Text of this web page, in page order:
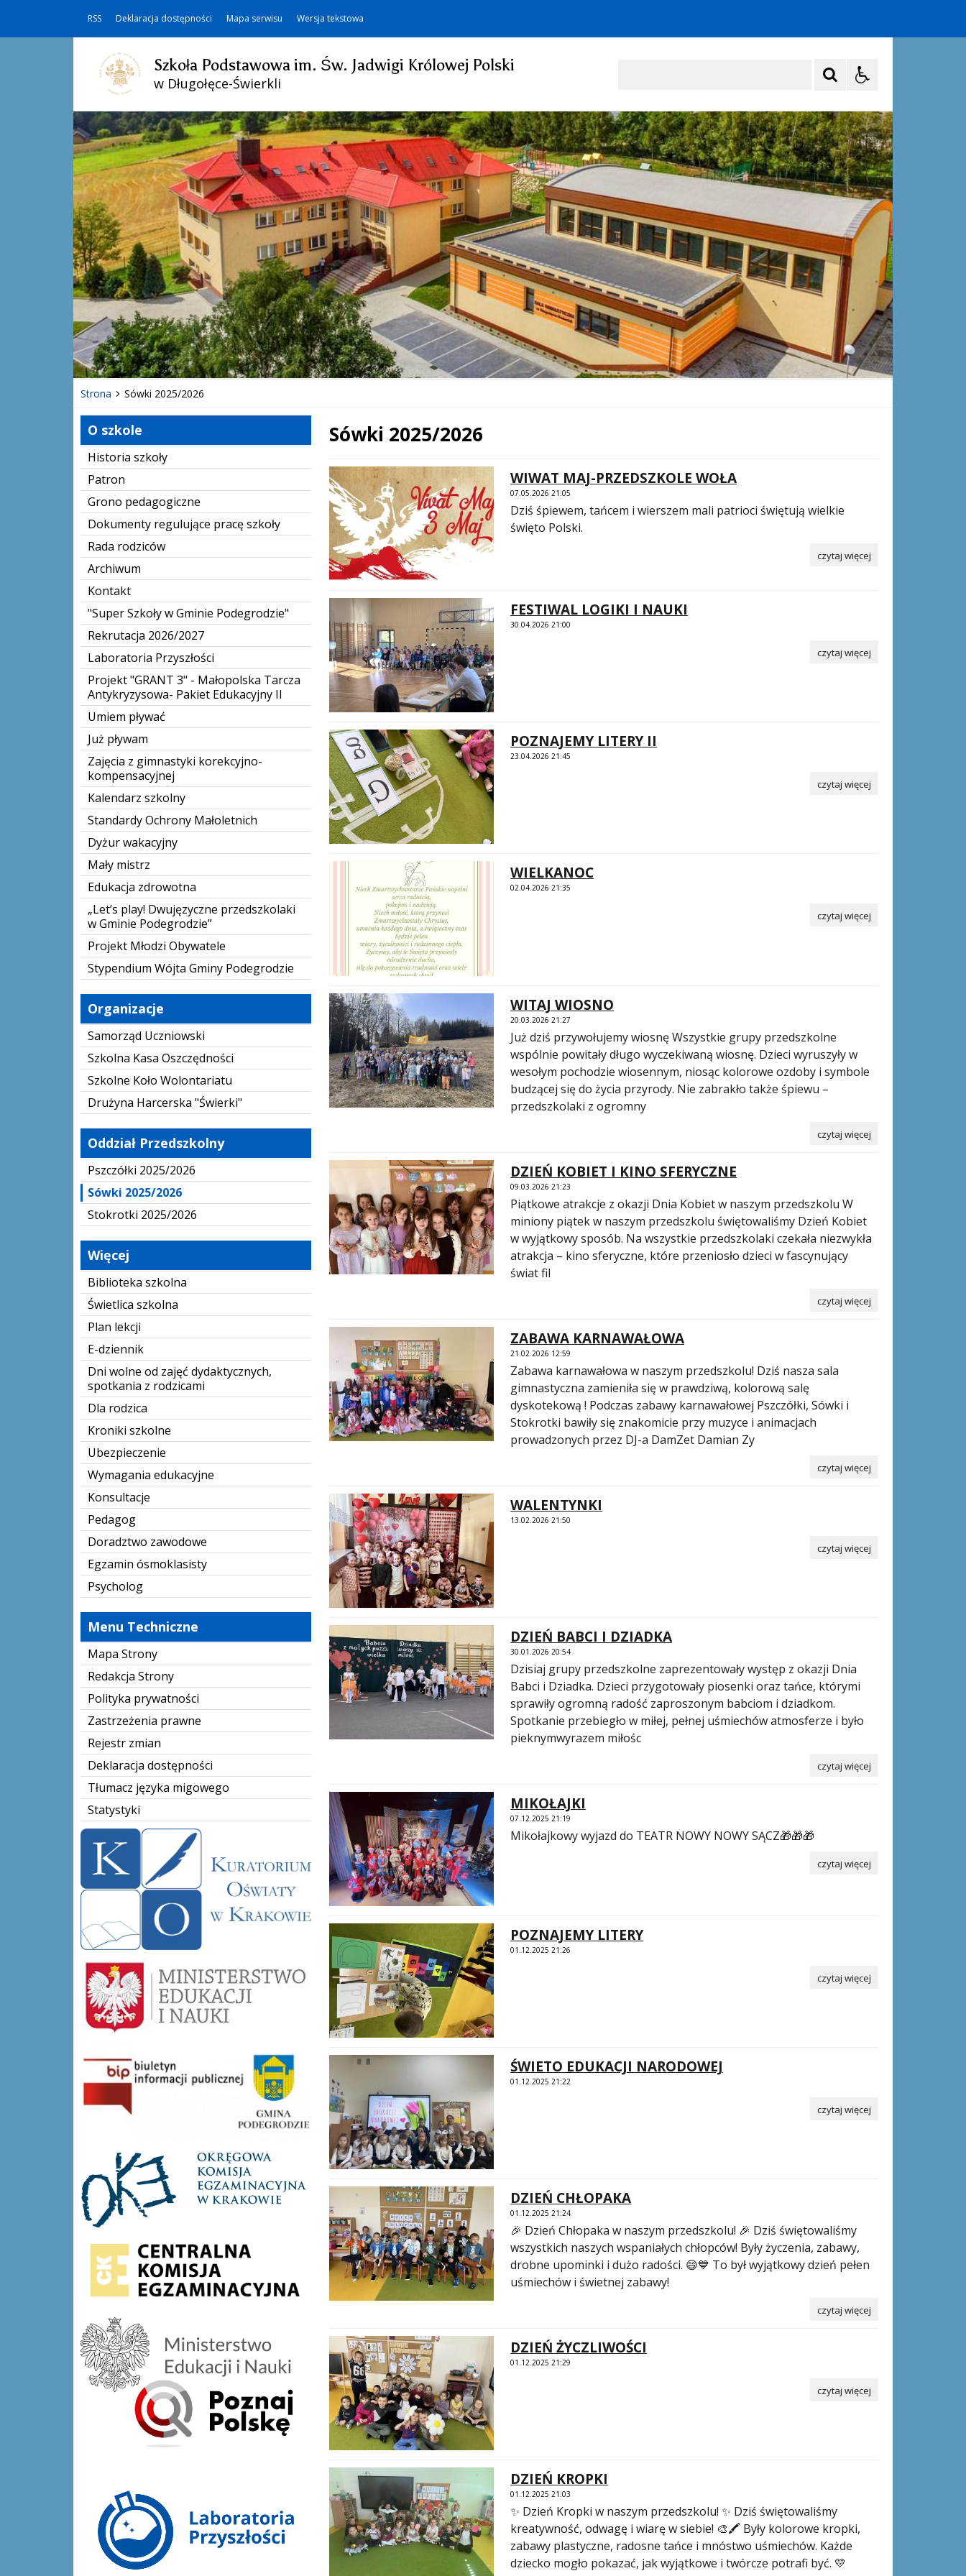
RSS Deklaracja dostępności Mapa serwisu Wersja tekstowa
Szkoła Podstawowa im. Św. Jadwigi Królowej Polski
w Długołęce-Świerkli
Strona Sówki 2025/2026
O szkole
Historia szkoły
Patron
Grono pedagogiczne
Dokumenty regulujące pracę szkoły
Rada rodziców
Archiwum
Kontakt
"Super Szkoły w Gminie Podegrodzie"
Rekrutacja 2026/2027
Laboratoria Przyszłości
Projekt "GRANT 3" - Małopolska Tarcza
Antykryzysowa- Pakiet Edukacyjny II
Umiem pływać
Już pływam
Zajęcia z gimnastyki korekcyjno-
kompensacyjnej
Kalendarz szkolny
Standardy Ochrony Małoletnich
Dyżur wakacyjny
Mały mistrz
Edukacja zdrowotna
„Let’s play! Dwujęzyczne przedszkolaki
w Gminie Podegrodzie”
Projekt Młodzi Obywatele
Stypendium Wójta Gminy Podegrodzie
Organizacje
Samorząd Uczniowski
Szkolna Kasa Oszczędności
Szkolne Koło Wolontariatu
Drużyna Harcerska "Świerki"
Oddział Przedszkolny
Pszczółki 2025/2026
Sówki 2025/2026
Stokrotki 2025/2026
Więcej
Biblioteka szkolna
Świetlica szkolna
Plan lekcji
E-dziennik
Dni wolne od zajęć dydaktycznych,
spotkania z rodzicami
Dla rodzica
Kroniki szkolne
Ubezpieczenie
Wymagania edukacyjne
Konsultacje
Pedagog
Doradztwo zawodowe
Egzamin ósmoklasisty
Psycholog
Menu Techniczne
Mapa Strony
Redakcja Strony
Polityka prywatności
Zastrzeżenia prawne
Rejestr zmian
Deklaracja dostępności
Tłumacz języka migowego
Statystyki
kuratorium-oświaty-logo
Sówki 2025/2026
Treść WIWAT MAJ-PRZEDSZKOLE WOŁA
07.05.2026 21:05
Dziś śpiewem, tańcem i wierszem mali patrioci świętują wielkie
święto Polski.
czytaj więcej
FESTIWAL LOGIKI I NAUKI
30.04.2026 21:00
czytaj więcej
POZNAJEMY LITERY II
23.04.2026 21:45
czytaj więcej
WIELKANOC
02.04.2026 21:35
czytaj więcej
WITAJ WIOSNO
20.03.2026 21:27
Już dziś przywołujemy wiosnę Wszystkie grupy przedszkolne
wspólnie powitały długo wyczekiwaną wiosnę. Dzieci wyruszyły w
wesołym pochodzie wiosennym, niosąc kolorowe ozdoby i symbole
budzącej się do życia przyrody. Nie zabrakło także śpiewu –
przedszkolaki z ogromny
czytaj więcej
DZIEŃ KOBIET I KINO SFERYCZNE
09.03.2026 21:23
Piątkowe atrakcje z okazji Dnia Kobiet w naszym przedszkolu W
miniony piątek w naszym przedszkolu świętowaliśmy Dzień Kobiet
w wyjątkowy sposób. Na wszystkie przedszkolaki czekała niezwykła
atrakcja – kino sferyczne, które przeniosło dzieci w fascynujący
świat fil
czytaj więcej
ZABAWA KARNAWAŁOWA
21.02.2026 12:59
Zabawa karnawałowa w naszym przedszkolu! Dziś nasza sala
gimnastyczna zamieniła się w prawdziwą, kolorową salę
dyskotekową ! Podczas zabawy karnawałowej Pszczółki, Sówki i
Stokrotki bawiły się znakomicie przy muzyce i animacjach
prowadzonych przez DJ-a DamZet Damian Zy
czytaj więcej
WALENTYNKI
13.02.2026 21:50
czytaj więcej
DZIEŃ BABCI I DZIADKA
30.01.2026 20:54
Dzisiaj grupy przedszkolne zaprezentowały występ z okazji Dnia
Babci i Dziadka. Dzieci przygotowały piosenki oraz tańce, którymi
sprawiły ogromną radość zaproszonym babciom i dziadkom.
Spotkanie przebiegło w miłej, pełnej uśmiechów atmosferze i było
pieknymwyrazem miłośc
czytaj więcej
MIKOŁAJKI
07.12.2025 21:19
Mikołajkowy wyjazd do TEATR NOWY NOWY SĄCZ🎁🎁🎁
czytaj więcej
POZNAJEMY LITERY
01.12.2025 21:26
czytaj więcej
ŚWIETO EDUKACJI NARODOWEJ
01.12.2025 21:22
czytaj więcej
DZIEŃ CHŁOPAKA
01.12.2025 21:24
🎉 Dzień Chłopaka w naszym przedszkolu! 🎉 Dziś świętowaliśmy
wszystkich naszych wspaniałych chłopców! Były życzenia, zabawy,
drobne upominki i dużo radości. 😄💙 To był wyjątkowy dzień pełen
uśmiechów i świetnej zabawy!
czytaj więcej
DZIEŃ ŻYCZLIWOŚCI
01.12.2025 21:29
czytaj więcej
DZIEŃ KROPKI
01.12.2025 21:03
✨ Dzień Kropki w naszym przedszkolu! ✨ Dziś świętowaliśmy
kreatywność, odwagę i wiarę w siebie! 🎨🖍️ Były kolorowe kropki,
zabawy plastyczne, radosne tańce i mnóstwo uśmiechów. Każde
dziecko mogło pokazać, jak wyjątkowe i twórcze potrafi być. 💛